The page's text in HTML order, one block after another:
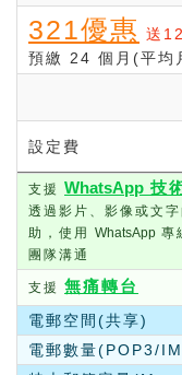
321優惠 送
預繳 24 個月(平均
設定費
支援 WhatsApp 技
透過影片、影像或文字
助，使用 WhatsApp 專
團隊溝通
支援 無痛轉台
電郵空間(共享)
電郵數量(POP3/